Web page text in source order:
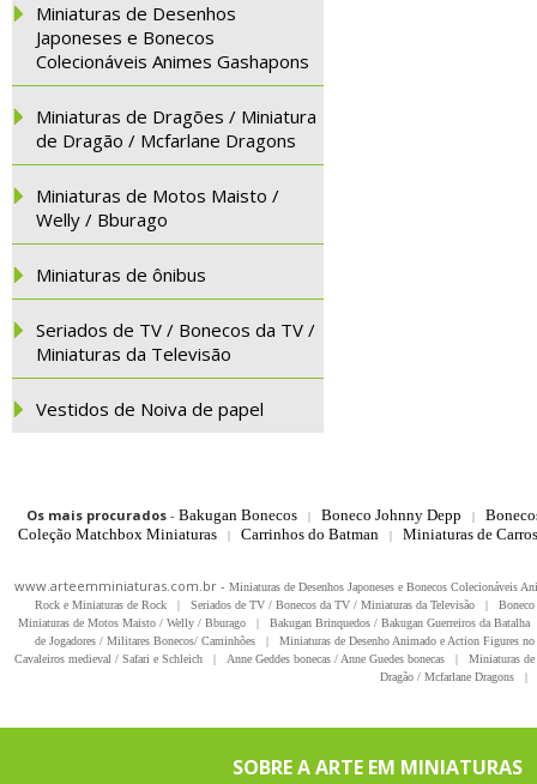
Miniaturas de Desenhos
Japoneses e Bonecos
Colecionáveis Animes Gashapons
Miniaturas de Dragões / Miniatura
de Dragão / Mcfarlane Dragons
Miniaturas de Motos Maisto /
Welly / Bburago
Miniaturas de ônibus
Seriados de TV / Bonecos da TV /
Miniaturas da Televisão
Vestidos de Noiva de papel
Os mais procurados- Bakugan Bonecos | Boneco Johnny Depp |
Coleção Matchbox Miniaturas
| Carrinhos do Batman | Miniaturas de
www.arteemminiaturas.com.br - Miniaturas de Desenhos Japoneses e Bonecos Colecionáveis
Rock e Miniaturas de Rock
| Seriados de TV / Bonecos da TV / Miniaturas da Televisão |
Miniaturas de Motos Maisto / Welly / Bburago
| Bakugan Brinquedos / Bakugan Guerreiros da Batalha
de Jogadores / Militares Bonecos/ Caminhões
|
Miniaturas de Desenho Animado e Action Figures
Cavaleiros medieval / Safari e Schleich
| Anne Geddes bonecas / Anne Guedes bonecas |
Miniaturas
Dragão / Mcfarlane Dragons
|
SOBRE A ARTE EM MINIATURAS